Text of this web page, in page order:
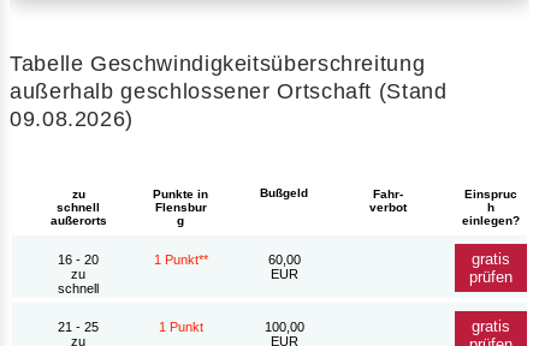
Tabelle Geschwindigkeitsüberschreitung
außerhalb geschlossener Ortschaft (Stand
09.08.2026)
zu
schnell
außerorts
Punkte in
Flensbur
g
Bußgeld
Fahr-
verbot
Einspruc
h
einlegen?
16 - 20
zu
schnell
1 Punkt**
60,00
EUR
gratis
prüfen
21 - 25
zu
1 Punkt
100,00
EUR
gratis